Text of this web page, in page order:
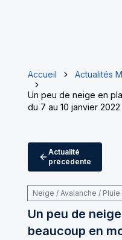
Accueil
Actualités
Un peu de neige en
du 7 au 10 janvier 2022
Actualité
précédente
Neige / Avalanche /
Un peu de
beaucoup en